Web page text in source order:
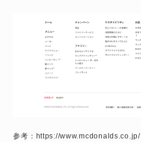
参考： https://www.mcdonalds.co.jp/